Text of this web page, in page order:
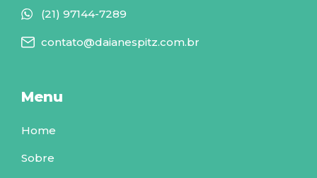
(21) 97144-7289
contato@daianespitz.com.br
Menu
Home
Sobre